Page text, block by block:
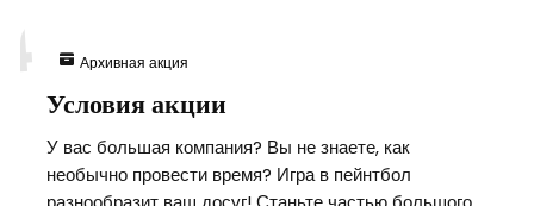
Архивная акция
Условия акции
У вас большая компания? Вы не знаете, как
необычно провести время? Игра в пейнтбол